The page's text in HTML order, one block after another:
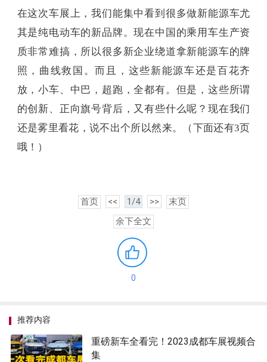
在这次车展上，我们能集中看到很多做新能源车尤
其是纯电动车的新品牌。现在中国的乘用车生产资
质非常难搞，所以很多新企业绕道拿新能源车的牌
照，曲线救国。而且，这些新能源车还是百花齐
放，小车、中巴，超跑，全都有。但是，这些所谓
的创新、正向旗号背后，又有些什么呢？现在我们
还是雾里看花，说不出个所以然来。（下面还有3页
哦！）
首页 << 1/4 >>
末页
余下全文
0
推荐内容
重磅新车全看完！2023成都车展视频合
集